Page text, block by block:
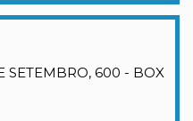
SETEMBRO, 600 - BOX